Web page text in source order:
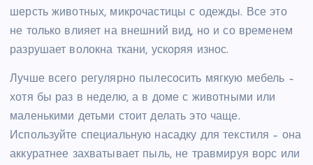
шерсть животных, микрочастицы с одежды. Все это
не только влияет на внешний вид, но и со временем
разрушает волокна ткани, ускоряя износ.
Лучше всего регулярно пылесосить мягкую мебель –
хотя бы раз в неделю, а в доме с животными или
маленькими детьми стоит делать это чаще.
Используйте специальную насадку для текстиля – она
аккуратнее захватывает пыль, не травмируя ворс или